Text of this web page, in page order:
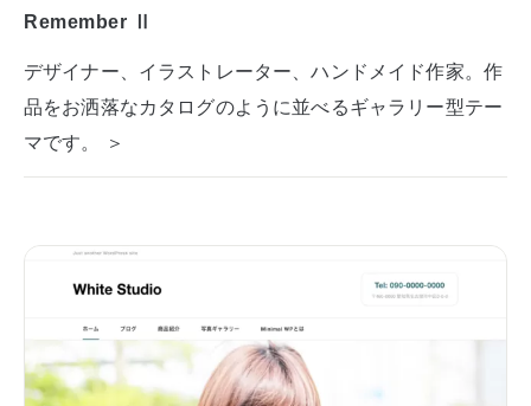
Remember Ⅱ
デザイナー、イラストレーター、ハンドメイド作家。作
品をお洒落なカタログのように並べるギャラリー型テー
マです。 ＞